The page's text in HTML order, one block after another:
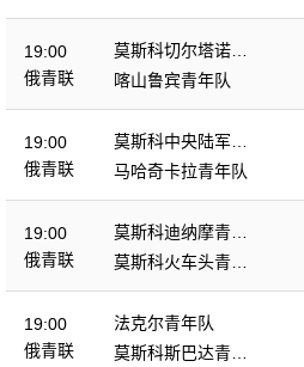
19:00
俄青联
莫斯科切尔塔诺沃
青年队
喀山鲁宾青年队
19:00
俄青联
莫斯科中央陆军青
年队
马哈奇卡拉青年队
19:00
俄青联
莫斯科迪纳摩青年
队
莫斯科火车头青年
队
19:00
俄青联
法克尔青年队
莫斯科斯巴达青年